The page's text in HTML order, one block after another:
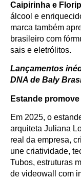
Caipirinha e
álcool e
marca também
brasileiro com
sais e eletrólitos.
Lançamentos
DNA de Baly
Estande
Em 2025, o
arquiteta Juliana
real da empresa,
une criatividade,
Tubos, estruturas
de videowall com